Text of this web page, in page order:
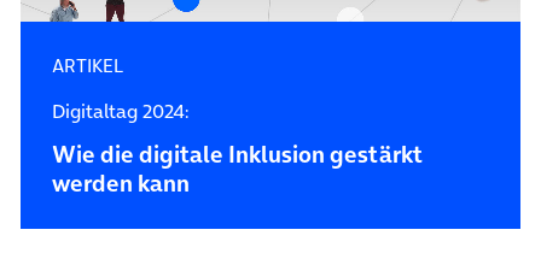
ARTIKEL
Digitaltag 2024:
Wie die digitale Inklusion gestärkt
werden kann